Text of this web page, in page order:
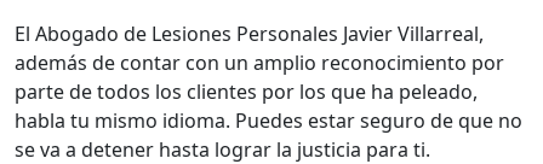
El Abogado de Lesiones Personales Javier Villarreal,
además de contar con un amplio reconocimiento por
parte de todos los clientes por los que ha peleado,
habla tu mismo idioma. Puedes estar seguro de que no
se va a detener hasta lograr la justicia para ti.